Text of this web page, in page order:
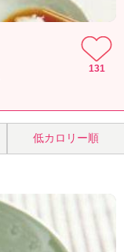
131
低カロリー順